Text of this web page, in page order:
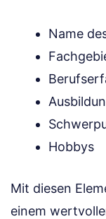
Name
Hobbys
Mit diesen
einem